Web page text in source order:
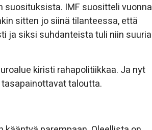
suosituksista. IMF suositteli vuonna
sitten jo siinä tilanteessa, että
ja siksi suhdanteista tuli niin suuria
kiristi rahapolitiikkaa. Ja nyt
tasapainottavat taloutta.